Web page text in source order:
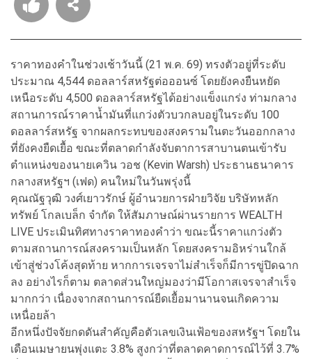
ราคาทองคำในช่วงเช้าวันนี้ (21 พ.ค. 69) ทรงตัวอยู่ที่ระดับ
ประมาณ 4,544 ดอลลาร์สหรัฐต่อออนซ์ โดยยังคงยืนหยัด
เหนือระดับ 4,500 ดอลลาร์สหรัฐได้อย่างแข็งแกร่ง ท่ามกลาง
สถานการณ์ราคาน้ำมันที่แกว่งตัวบวกลบอยู่ในระดับ 100
ดอลลาร์สหรัฐ จากผลกระทบของสงครามในตะวันออกกลาง
ที่ยังคงยืดเยื้อ ขณะที่ตลาดกำลังจับตาการสาบานตนเข้ารับ
ตำแหน่งของนายเควิน วอช (Kevin Warsh) ประธานธนาคาร
กลางสหรัฐฯ (เฟด) คนใหม่ในวันพรุ่งนี้
คุณณัฐวุฒิ วงศ์เยาวรักษ์ ผู้อำนวยการฝ่ายวิจัย บริษัทหลัก
ทรัพย์ โกลเบล็ก จำกัด ให้สัมภาษณ์ผ่านรายการ WEALTH
LIVE ประเมินทิศทางราคาทองคำว่า ขณะนี้ราคาแกว่งตัว
ตามสถานการณ์สงครามเป็นหลัก โดยสงครามอิหร่านใกล้
เข้าสู่ช่วงโค้งสุดท้าย หากการเจรจาไม่สำเร็จก็มีการขู่ปิดฉาก
ลง อย่างไรก็ตาม ตลาดส่วนใหญ่มองว่ามีโอกาสเจรจาสำเร็จ
มากกว่า เนื่องจากสถานการณ์ยืดเยื้อมานานจนเกิดความ
เหนื่อยล้า
อีกหนึ่งปัจจัยกดดันสำคัญคือตัวเลขเงินเฟ้อของสหรัฐฯ โดยใน
เดือนเมษายนพุ่งแตะ 3.8% สูงกว่าที่ตลาดคาดการณ์ไว้ที่ 3.7%